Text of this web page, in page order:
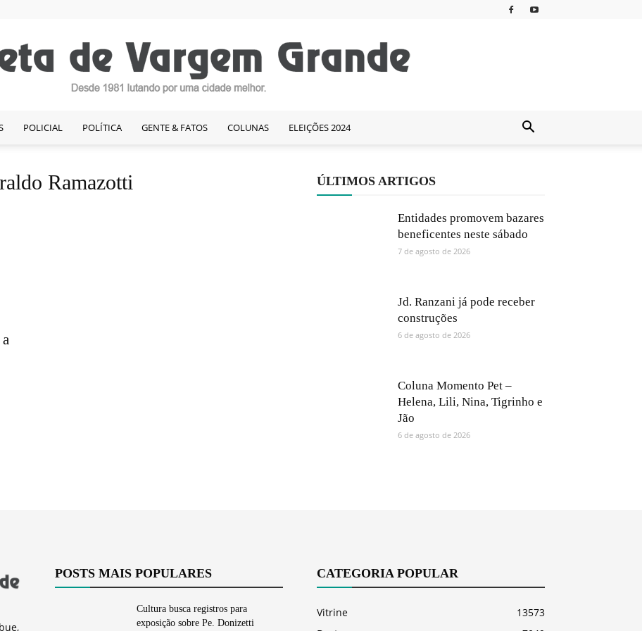
POLICIAL POLÍTICA GENTE & FATOS COLUNAS ELEIÇÕES 2024
Ramazotti ÚLTIMOS ARTIGOS
Entidades promovem bazares
beneficentes neste sábado
7 de agosto de 2026
Jd. Ranzani já pode receber
construções
6 de agosto de 2026
Coluna Momento Pet –
Helena, Lili, Nina, Tigrinho e
Jão
6 de agosto de 2026
POSTS MAIS POPULARES
Cultura busca registros para
exposição sobre Pe. Donizetti
CATEGORIA POPULAR
Vitrine
13573